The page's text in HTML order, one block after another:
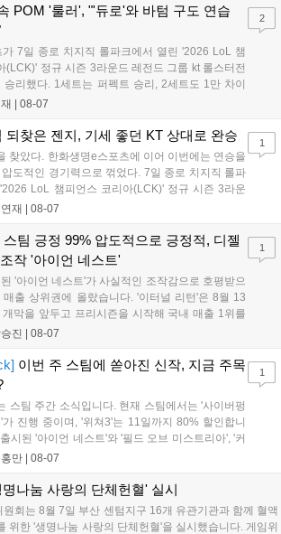
정돼 있으며, 2027년에는 ‘Ragnarok 3’ 등 대작을 글로벌
다. 그라비티는 조인트벤처 설립과 라그나로크 에코 시스
신성장 동력을 확보할 방침이다....
POM '룰러', "'듀로'와 바텀 구도 연습
가 7일 종로 치지직 롤파크에서 열린 '2026 LoL 챔
(LCK)' 정규 시즌 3라운드 레전드 그룹 kt 롤스터전
승리했다. 1세트는 퍼펙트 승리, 2세트도 1만 차이
만에 승리하면서 말 그대로 압도적인 경기력을 선
정됐...
08-07
2
되찾은 젠지, 기세 좋던 KT 상대로 완승
찾았다. 한화생명e스포츠에 이어 이번에는 연승을
도적인 경기력으로 꺾었다. 7일 종로 치지직 롤파
LoL 챔피언스 코리아(LCK)' 정규 시즌 3라운
, kt 롤스터와 젠지 e스포츠의 대결에서 젠지가 압
라도 한 듯 1,...
재 08-07
1
스팀 긍정 99% 압도적으로 긍정적, 디젤
작 '아이언 네스트'
'아이언 네스트'가 사실적인 조작감으로 호평받으
매출 상위권에 올랐습니다. '이터널 리턴'은 8월 13
막을 앞두고 프리시즌을 시작해 국내 매출 1위를
. 25주년을 맞은 '고스트 리콘' 시리즈는 8월 6일 쇼
이팅 소울즈'와 레트로 수리 시뮬레이션 '리스토
식 출시되었습니다....
진 08-07
1
이번 주 스팀에 쏟아진 신작, 지금 주목
스팀 주간 소식입니다. 현재 스팀에서는 '사이버펑
진행 중이며, '위쳐3'는 11일까지 80% 할인합니
시된 '아이언 네스트'와 '필드 오브 미스트리아', '커
평받고 있습니다. 한편, 7일 출시된 '마블 투혼'은
의 '고스트리콘: 와일드랜드'는 7년 만의 대규모 업
라이츠'와 함께 95% 할인 중입니다....
만 08-07
1
나눔 사랑의 단체헌혈' 실시
회는 8월 7일 부산 센텀지구 16개 유관기관과 함께 혈액
위한 '생명나눔 사랑의 단체헌혈'을 실시했습니다. 게임위